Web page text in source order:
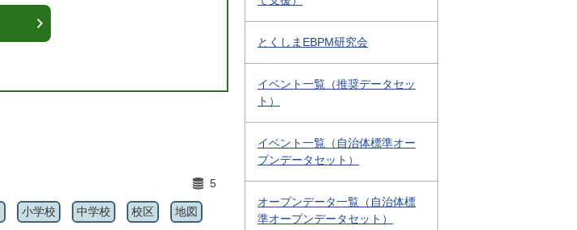
5
小学校 中学校 校区 地図
とくしまEBPM研究会
イベント一覧（推奨データセッ
ト）
イベント一覧（自治体標準オー
プンデータセット）
オープンデータ一覧（自治体標
準オープンデータセット）